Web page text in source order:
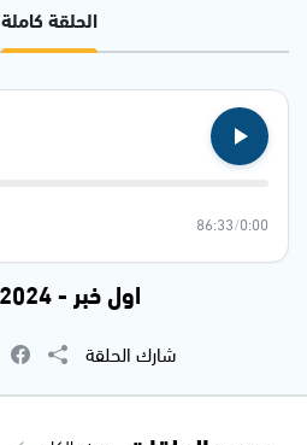
الحلقة كاملة
0:00
/
86:33
اول خبر - 01.08.2024
شارك الحلقة